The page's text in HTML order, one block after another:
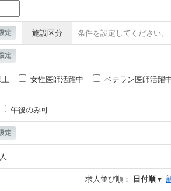
施設区分 条件を設定してください。
女性医師活躍中 ベテラン医師活躍
午後のみ可
求人並び順： 日付順▼